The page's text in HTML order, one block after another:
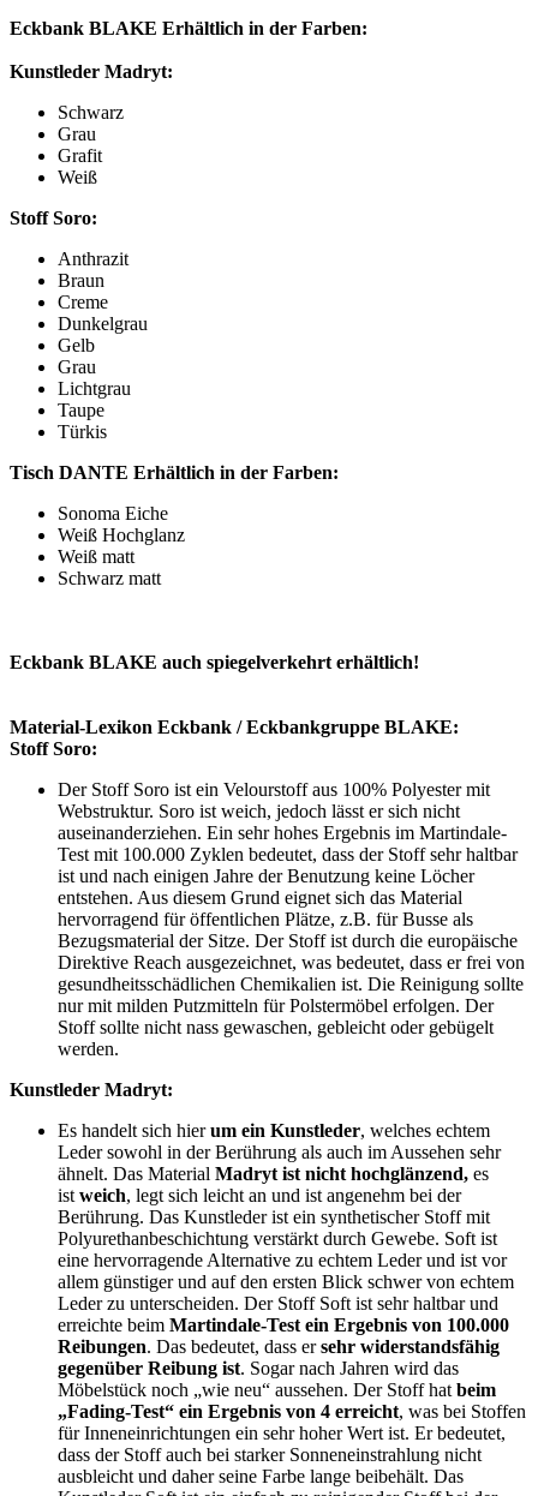
Eckbank BLAKE Erhältlich in der Farben:
Kunstleder Madryt:
Schwarz
Grau
Grafit
Weiß
Stoff Soro:
Anthrazit
Braun
Creme
Dunkelgrau
Gelb
Grau
Lichtgrau
Taupe
Türkis
Tisch DANTE Erhältlich in der Farben:
Sonoma Eiche
Weiß Hochglanz
Weiß matt
Schwarz matt
Eckbank BLAKE auch spiegelverkehrt erhältlich!
Material-Lexikon Eckbank / Eckbankgruppe BLAKE:
Stoff Soro:
Der Stoff Soro ist ein Velourstoff aus 100% Polyester mit
Webstruktur. Soro ist weich, jedoch lässt er sich nicht
auseinanderziehen. Ein sehr hohes Ergebnis im Martindale-
Test mit 100.000 Zyklen bedeutet, dass der Stoff sehr haltbar
ist und nach einigen Jahre der Benutzung keine Löcher
entstehen. Aus diesem Grund eignet sich das Material
hervorragend für öffentlichen Plätze, z.B. für Busse als
Bezugsmaterial der Sitze. Der Stoff ist durch die europäische
Direktive Reach ausgezeichnet, was bedeutet, dass er frei von
gesundheitsschädlichen Chemikalien ist. Die Reinigung sollte
nur mit milden Putzmitteln für Polstermöbel erfolgen. Der
Stoff sollte nicht nass gewaschen, gebleicht oder gebügelt
werden.
Kunstleder Madryt:
Es handelt sich hierum ein Kunstleder, welches echtem
Leder sowohl in der Berührung als auch im Aussehen sehr
ähnelt. Das Material Madryt ist nicht hochglänzend, es
ist weich, legt sich leicht an und ist angenehm bei der
Berührung. Das Kunstleder ist ein synthetischer Stoff mit
Polyurethanbeschichtung verstärkt durch Gewebe. Soft ist
eine hervorragende Alternative zu echtem Leder und ist vor
allem günstiger und auf den ersten Blick schwer von echtem
Leder zu unterscheiden. Der Stoff Soft ist sehr haltbar und
erreichte beim Martindale-Test ein Ergebnis von 100.000
Reibungen. Das bedeutet, dass ersehr widerstandsfähig
gegenüber Reibung ist. Sogar nach Jahren wird das
Möbelstück noch „wie neu“ aussehen. Der Stoff hat beim
„Fading-Test“ ein Ergebnis von 4 erreicht, was bei Stoffen
für Inneneinrichtungen ein sehr hoher Wert ist. Er bedeutet,
dass der Stoff auch bei starker Sonneneinstrahlung nicht
ausbleicht und daher seine Farbe lange beibehält. Das